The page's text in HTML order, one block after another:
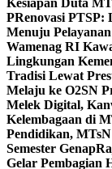
Kesiapan Duta
PRenovasi
Menuju
Wamenag RI
Lingkungan
Tradisi Lewat
Melaju ke O2SN
Melek Digital,
Kelembagaan di
Pendidikan,
Semester Genap
Gelar Pembagian